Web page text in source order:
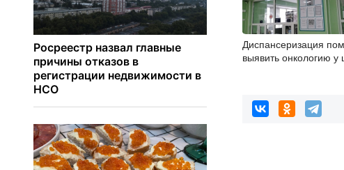
Диспансеризация
выявить онкологию у